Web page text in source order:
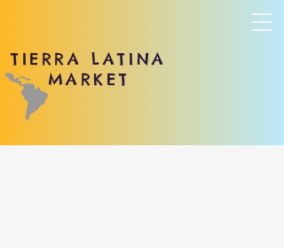
TIERRA LATINA
MARKET